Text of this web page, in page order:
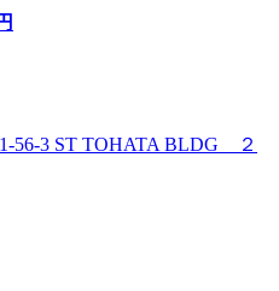
56-3 ST TOHATA BLDG ２